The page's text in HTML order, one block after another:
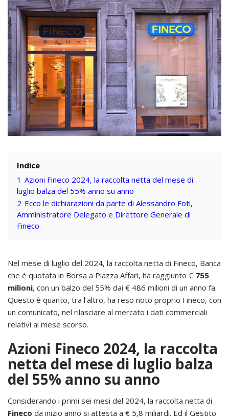
Indice
1 Azioni Fineco 2024, la raccolta netta del mese di
luglio balza del 55% anno su anno
2 Ecco le dichiarazioni da parte di Alessandro Foti,
Amministratore Delegato e Direttore Generale di
Fineco
Nel mese di luglio del 2024, la raccolta netta di Fineco, Banca
che è quotata in Borsa a Piazza Affari, ha raggiunto € 755
milioni, con un balzo del 55% dai € 486 milioni di un anno fa.
Questo è quanto, tra l’altro, ha reso noto proprio Fineco, con
un comunicato, nel rilasciare al mercato i dati commerciali
relativi al mese scorso.
Azioni Fineco 2024, la raccolta
netta del mese di luglio balza
del 55% anno su anno
Considerando i primi sei mesi del 2024, la raccolta netta di
Fineco da inizio anno si attesta a € 5,8 miliardi. Ed il Gestito